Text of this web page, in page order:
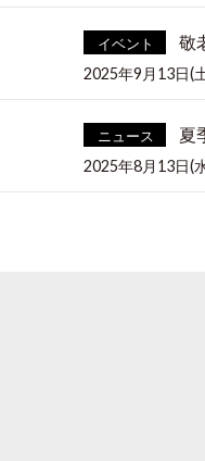
イベント 敬
2025年9月13日(
ニュース 夏
2025年8月13日(